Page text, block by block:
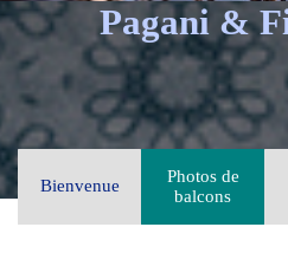
Pagani &
Bienvenue
Photos de
balcons